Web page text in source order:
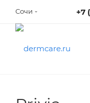
Сочи +7